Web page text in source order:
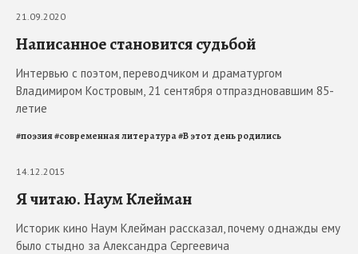
21.09.2020
Написанное становится судьбой
Интервью с поэтом, переводчиком и драматургом
Владимиром Костровым, 21 сентября отпраздновавшим 85-
летие
#поэзия#современная литература#В этот день родились
14.12.2015
Я читаю. Наум Клейман
Историк кино Наум Клейман рассказал, почему однажды ему
было стыдно за Александра Сергеевича